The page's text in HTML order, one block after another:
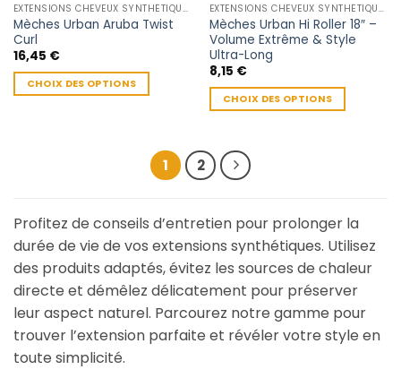
page
du
produit
EXTENSIONS CHEVEUX SYNTHÉTIQUES
Mèches Urban Aruba Twist
Curl
16,45 €
CHOIX DES OPTIONS
options
peuvent
être
choisies
sur
la
page
du
produit
EXTENSIONS CHEVEUX SYNTHÉTIQUES
Mèches Urban Hi Roller 18″ –
Volume Extrême & Style
Ultra-Long
8,15 €
CHOIX DES OPTIONS
a
plusieurs
Les
options
peuvent
être
choisies
sur
page
1 2
Profitez de conseils d’entretien pour prolonger la
durée de vie de vos extensions synthétiques. Utilisez
des produits adaptés, évitez les sources de chaleur
directe et démêlez délicatement pour préserver
leur aspect naturel. Parcourez notre gamme pour
trouver l’extension parfaite et révéler votre style en
toute simplicité.